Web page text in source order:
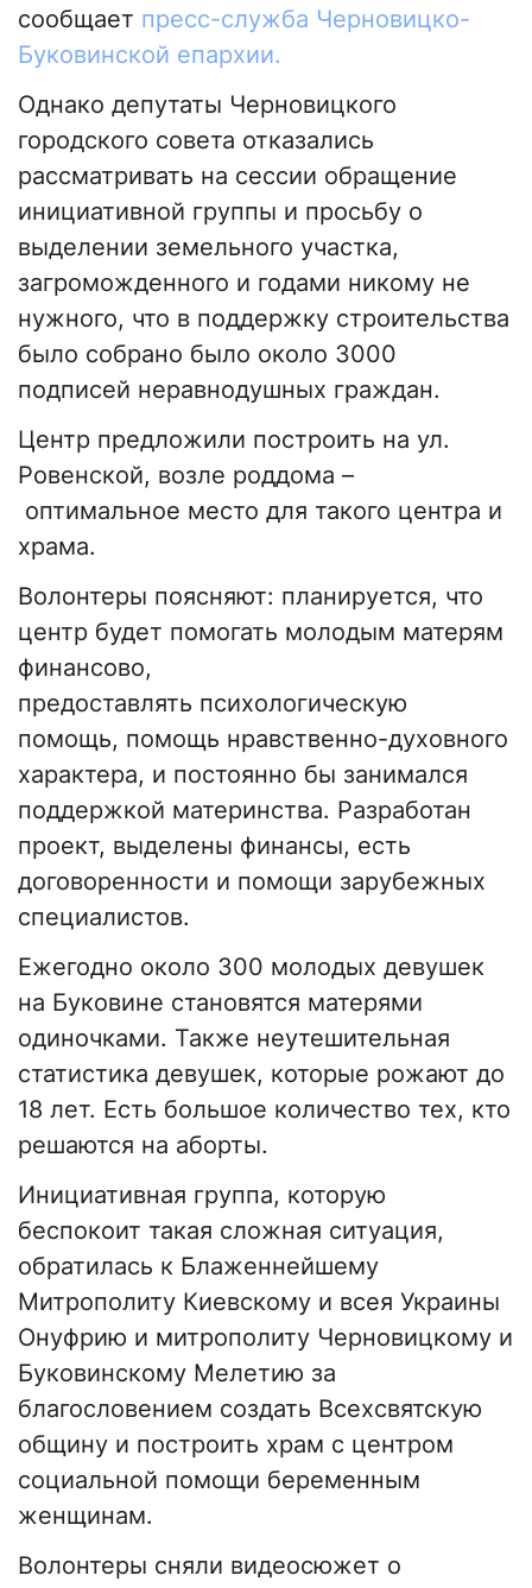
сообщает пресс-служба Черновицко-
Буковинской епархии.
Однако депутаты Черновицкого
городского совета отказались
рассматривать на сессии обращение
инициативной группы и просьбу о
выделении земельного участка,
загроможденного и годами никому не
нужного, что в поддержку строительства
было собрано было около 3000
подписей неравнодушных граждан.
Центр предложили построить на ул.
Ровенской, возле роддома –
оптимальное место для такого центра и
храма.
Волонтеры поясняют: планируется, что
центр будет помогать молодым матерям
финансово,
предоставлять психологическую
помощь, помощь нравственно-духовного
характера, и постоянно бы занимался
поддержкой материнства. Разработан
проект, выделены финансы, есть
договоренности и помощи зарубежных
специалистов.
Ежегодно около 300 молодых девушек
на Буковине становятся матерями
одиночками. Также неутешительная
статистика девушек, которые рожают до
18 лет. Есть большое количество тех, кто
решаются на аборты.
Инициативная группа, которую
беспокоит такая сложная ситуация,
обратилась к Блаженнейшему
Митрополиту Киевскому и всея Украины
Онуфрию и митрополиту Черновицкому и
Буковинскому Мелетию за
благословением создать Всехсвятскую
общину и построить храм с центром
социальной помощи беременным
женщинам.
Волонтеры сняли видеосюжет о